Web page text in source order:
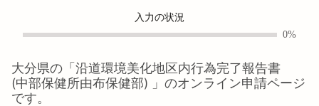
入力の状況
0%
大分県の「 沿道環境美化地区内行為完了報告書
(中部保健所由布保健部) 」のオンライン申請ページ
です。